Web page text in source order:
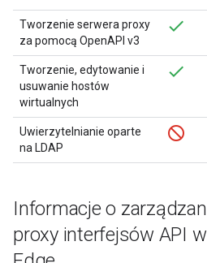
Tworzenie serwera proxy
za pomocą OpenAPI v3
Tworzenie, edytowanie i
usuwanie hostów
wirtualnych
Uwierzytelnianie oparte
na LDAP
Informacje o
proxy interfejsów API